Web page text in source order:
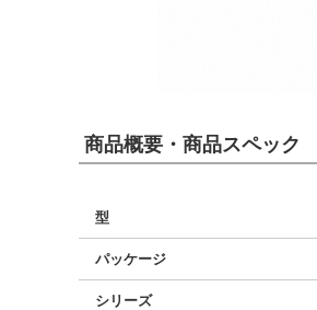
商品概要・商品スペック
型
パッケージ
シリーズ